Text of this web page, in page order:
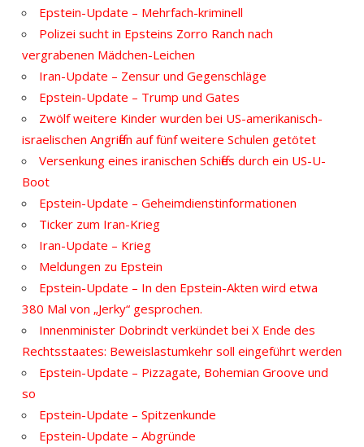
Epstein-Update – Mehrfach-kriminell
Polizei sucht in Epsteins Zorro Ranch nach
vergrabenen Mädchen-Leichen
Iran-Update – Zensur und Gegenschläge
Epstein-Update – Trump und Gates
Zwölf weitere Kinder wurden bei US-amerikanisch-
israelischen Angriffen auf fünf weitere Schulen getötet
Versenkung eines iranischen Schiffes durch ein US-U-
Boot
Epstein-Update – Geheimdienstinformationen
Ticker zum Iran-Krieg
Iran-Update – Krieg
Meldungen zu Epstein
Epstein-Update – In den Epstein-Akten wird etwa
380 Mal von „Jerky“ gesprochen.
Innenminister Dobrindt verkündet bei X Ende des
Rechtsstaates: Beweislastumkehr soll eingeführt werden
Epstein-Update – Pizzagate, Bohemian Groove und
so
Epstein-Update – Spitzenkunde
Epstein-Update – Abgründe